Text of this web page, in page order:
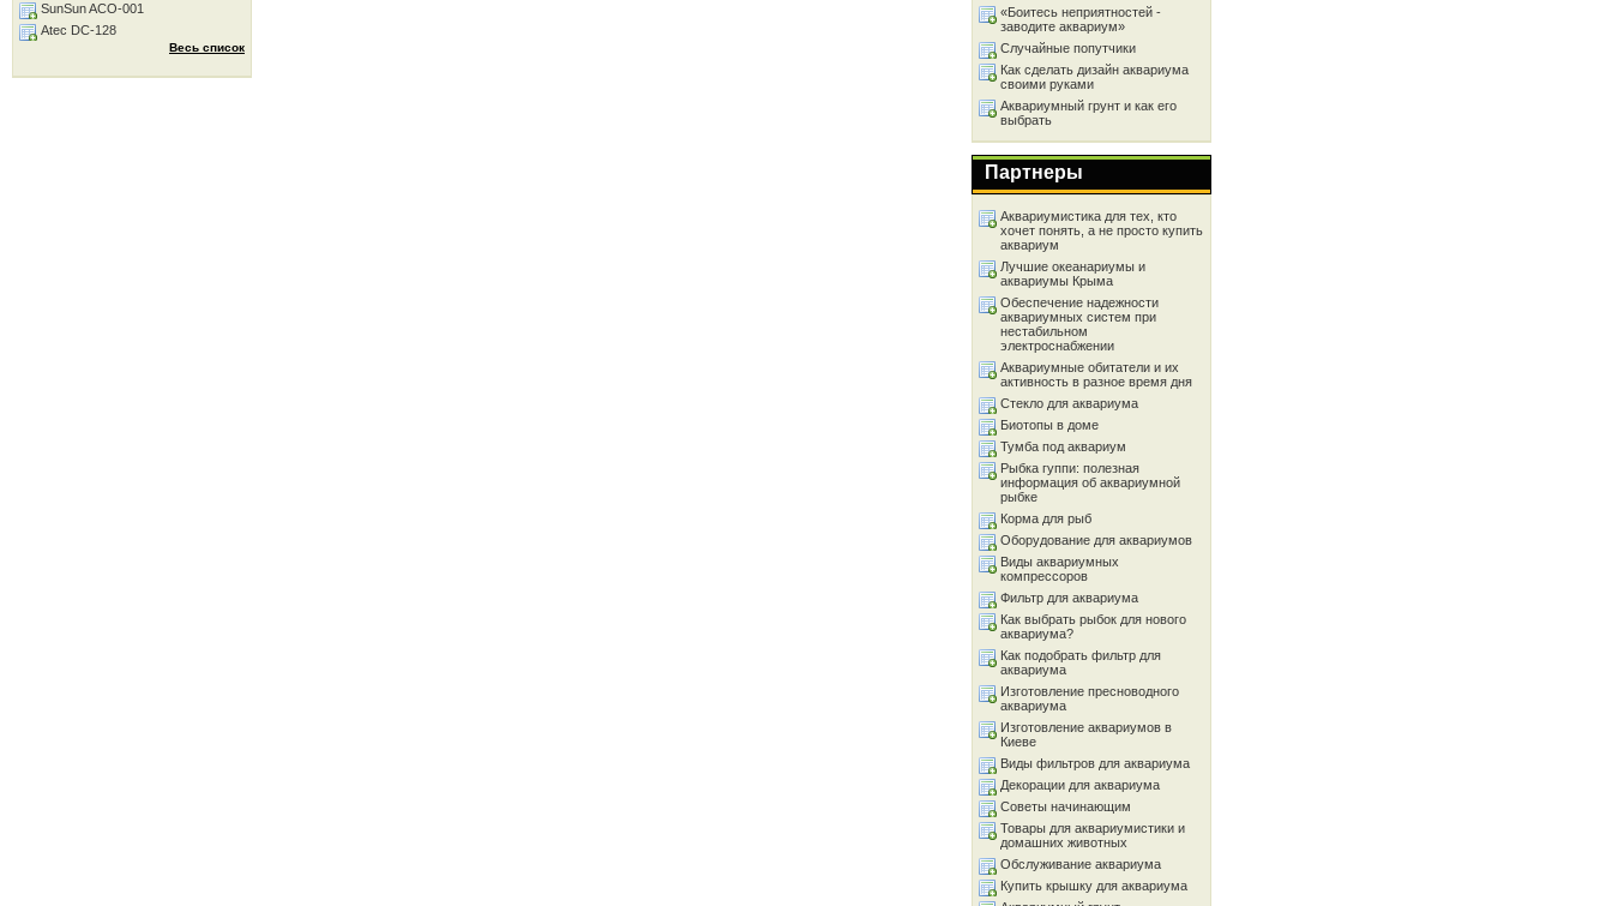
«Боитесь неприятностей -
заводите аквариум»
Случайные попутчики
Как сделать дизайн аквариума
своими руками
Аквариумный грунт и как его
выбрать
Партнеры
Аквариумистика для тех, кто
хочет понять, а не просто купить
аквариум
Лучшие океанариумы и
аквариумы Крыма
Обеспечение надежности
аквариумных систем при
нестабильном
электроснабжении
Аквариумные обитатели и их
активность в разное время дня
Стекло для аквариума
Биотопы в доме
Тумба под аквариум
Рыбка гуппи: полезная
информация об аквариумной
рыбке
Корма для рыб
Оборудование для аквариумов
Виды аквариумных
компрессоров
Фильтр для аквариума
Как выбрать рыбок для нового
аквариума?
Как подобрать фильтр для
аквариума
Изготовление пресноводного
аквариума
Изготовление аквариумов в
Киеве
Виды фильтров для аквариума
Декорации для аквариума
Советы начинающим
Товары для аквариумистики и
домашних животных
Обслуживание аквариума
Купить крышку для аквариума
SunSun ACO-001
Atec DC-128
Весь список